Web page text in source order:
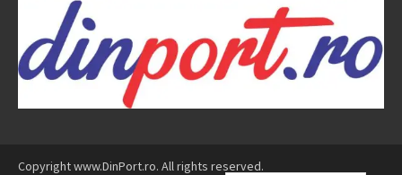
Copyright www.DinPort.ro. All rights reserved.